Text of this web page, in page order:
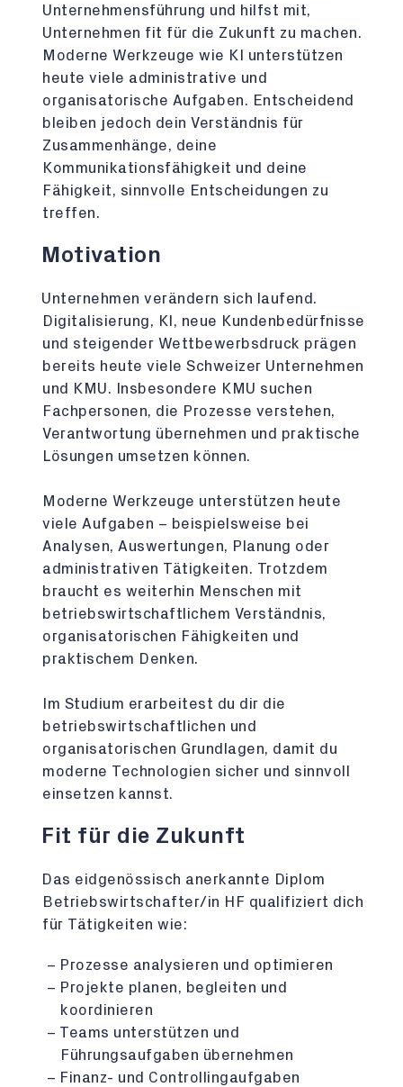
Unternehmensführung und hilfst mit,
Unternehmen fit für die Zukunft zu machen.
Moderne Werkzeuge wie KI unterstützen
heute viele administrative und
organisatorische Aufgaben. Entscheidend
bleiben jedoch dein Verständnis für
Zusammenhänge, deine
Kommunikationsfähigkeit und deine
Fähigkeit, sinnvolle Entscheidungen zu
treffen.
Motivation
Unternehmen verändern sich laufend.
Digitalisierung, KI, neue Kundenbedürfnisse
und steigender Wettbewerbsdruck prägen
bereits heute viele Schweizer Unternehmen
und KMU. Insbesondere KMU suchen
Fachpersonen, die Prozesse verstehen,
Verantwortung übernehmen und praktische
Lösungen umsetzen können.
Moderne Werkzeuge unterstützen heute
viele Aufgaben – beispielsweise bei
Analysen, Auswertungen, Planung oder
administrativen Tätigkeiten. Trotzdem
braucht es weiterhin Menschen mit
betriebswirtschaftlichem Verständnis,
organisatorischen Fähigkeiten und
praktischem Denken.
Im Studium erarbeitest du dir die
betriebswirtschaftlichen und
organisatorischen Grundlagen, damit du
moderne Technologien sicher und sinnvoll
einsetzen kannst.
Fit für die Zukunft
Das eidgenössisch anerkannte Diplom
Betriebswirtschafter/in HF qualifiziert dich
für Tätigkeiten wie:
Prozesse analysieren und optimieren
Projekte planen, begleiten und
koordinieren
Teams unterstützen und
Führungsaufgaben übernehmen
Finanz- und Controllingaufgaben